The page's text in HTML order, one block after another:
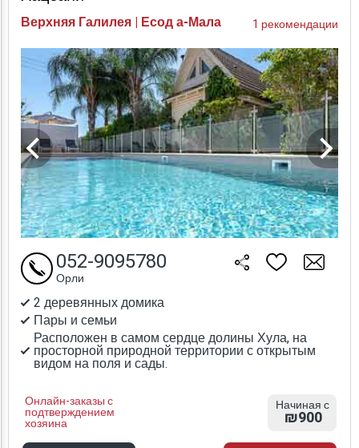
Верхняя Галилея | Есод а-Мала 1 рекомендации
2 деревянных домика
Пары и семьи
Расположен в самом сердце долины Хула, на
просторной природной территории с открытым
видом на поля и сады.
Онлайн-заказы с
подтверждением
хозяина
052-9095780
Орли
Начиная с
₪900